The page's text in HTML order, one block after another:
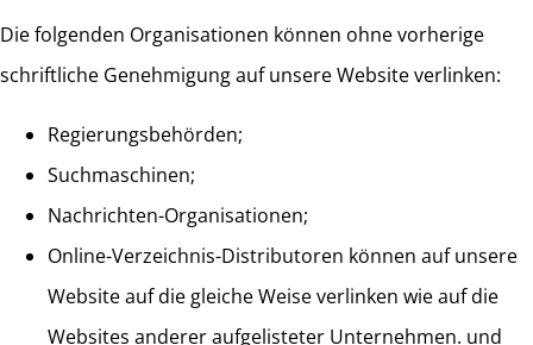
Die folgenden Organisationen können ohne vorherige
schriftliche Genehmigung auf unsere Website verlinken:
Regierungsbehörden;
Suchmaschinen;
Nachrichten-Organisationen;
Online-Verzeichnis-Distributoren können auf unsere
Website auf die gleiche Weise verlinken wie auf die
Websites anderer aufgelisteter Unternehmen. und